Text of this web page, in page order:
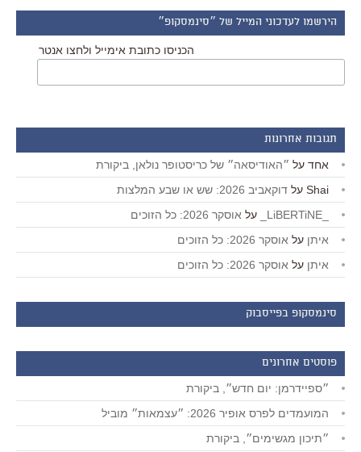
הירשמו לעדכוני המייל של ״סינמסקופ״
הכניסו כתובת אימייל ולחצו אנטר
תגובות אחרונות
אחד על ״האודיסאה״ של כריסטופר נולאן, ביקורת
Shai על דוקאביב 2026: שש או שבע המלצות
על אוסקר 2026: כל הזוכים
איתן על אוסקר 2026: כל הזוכים
איתן על אוסקר 2026: כל הזוכים
סינמסקופ בפייסבוק
פוסטים אחרונים
״ספיידרמן: יום חדש״, ביקורת
המועמדים לפרס אופיר 2026: ״עצמאות״ מוביל
״תיכון מגשימים״, ביקורת